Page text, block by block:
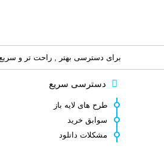
برای دسترسی بهتر , راحت تر و
دسترسی سریع
طرح های لایه باز
سوابق خرید
مشکلات دانلود